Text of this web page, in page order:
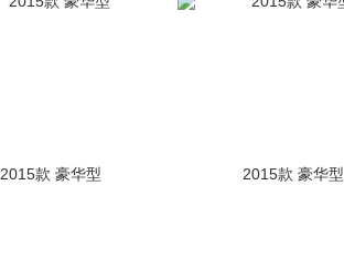
2015款 豪华型 2015款 豪华型